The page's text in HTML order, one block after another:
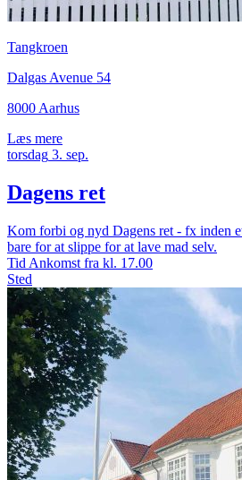
Tangkroen
Dalgas Avenue 54
8000 Aarhus
Læs mere
torsdag 3. sep.
Dagens ret
Kom forbi og nyd Dagens ret - fx inden
bare for at slippe for at lave mad selv.
Tid Ankomst fra kl. 17.00
Sted